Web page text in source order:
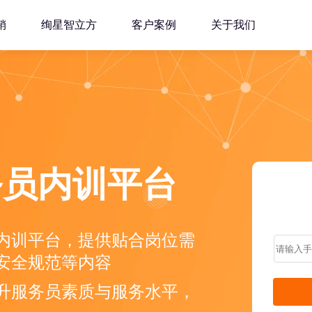
绚星智立方 客户案例 关于我们
内训平台
训平台，提供贴合岗位需
全规范等内容
务员素质与服务水平，